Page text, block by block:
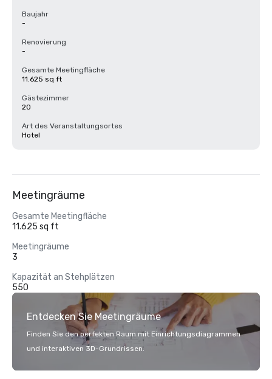
Baujahr
-
Renovierung
-
Gesamte Meetingfläche
11.625 sq ft
Gästezimmer
20
Art des Veranstaltungsortes
Hotel
Meetingräume
Gesamte Meetingfläche
11.625 sq ft
Meetingräume
3
Kapazität an Stehplätzen
550
Entdecken Sie Meetingräume
Finden Sie den perfekten Raum mit Einrichtungsdiagrammen
und interaktiven 3D-Grundrissen.